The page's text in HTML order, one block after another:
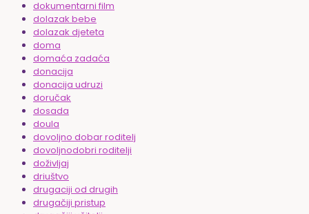
dokumentarni film
dolazak bebe
dolazak djeteta
doma
domaća zadaća
donacija
donacija udruzi
doručak
dosada
doula
dovoljno dobar roditelj
dovoljnodobri roditelji
doživljaj
driuštvo
drugaciji od drugih
drugačiji pristup